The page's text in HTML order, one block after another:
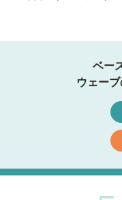
ベー
ウェー